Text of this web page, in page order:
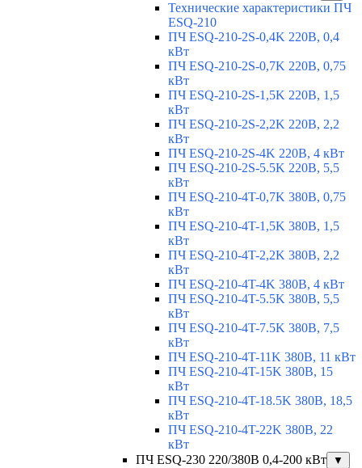
Технические характеристики ПЧ
ESQ-210
ПЧ ESQ-210-2S-0,4K 220В, 0,4
кВт
ПЧ ESQ-210-2S-0,7K 220В, 0,75
кВт
ПЧ ESQ-210-2S-1,5K 220В, 1,5
кВт
ПЧ ESQ-210-2S-2,2K 220В, 2,2
кВт
ПЧ ESQ-210-2S-4K 220В, 4 кВт
ПЧ ESQ-210-2S-5.5K 220В, 5,5
кВт
ПЧ ESQ-210-4T-0,7K 380В, 0,75
кВт
ПЧ ESQ-210-4T-1,5K 380В, 1,5
кВт
ПЧ ESQ-210-4T-2,2K 380В, 2,2
кВт
ПЧ ESQ-210-4T-4K 380В, 4 кВт
ПЧ ESQ-210-4T-5.5K 380В, 5,5
кВт
ПЧ ESQ-210-4T-7.5K 380В, 7,5
кВт
ПЧ ESQ-210-4T-11K 380В, 11 кВт
ПЧ ESQ-210-4T-15K 380В, 15
кВт
ПЧ ESQ-210-4T-18.5K 380В, 18,5
кВт
ПЧ ESQ-210-4T-22K 380В, 22
кВт
ПЧ ESQ-230 220/380В 0,4-200 кВт
▼